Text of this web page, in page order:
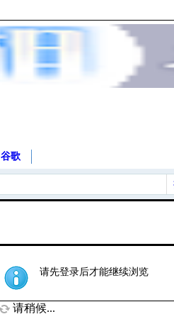
谷歌
请先登录后才能继续浏览
请稍候...